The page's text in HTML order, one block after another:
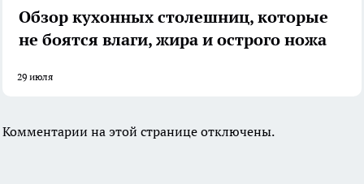
Обзор кухонных столешниц, которые
не боятся влаги, жира и острого ножа
29 июля
Комментарии на этой странице отключены.